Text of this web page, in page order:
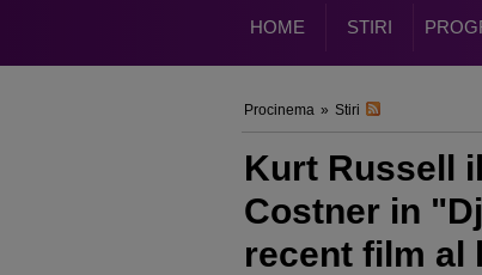
HOME STIRI
Procinema » Stiri
Kurt Russell
Costner in
recent film al